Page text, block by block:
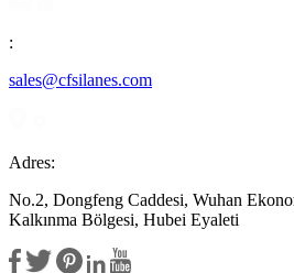
:
sales@cfsilanes.com
Adres:
No.2, Dongfeng Caddesi, Wuhan
Kalkınma Bölgesi, Hubei Eyaleti